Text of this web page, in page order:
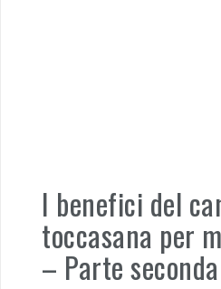
I benefici del
toccasana per
– Parte seconda